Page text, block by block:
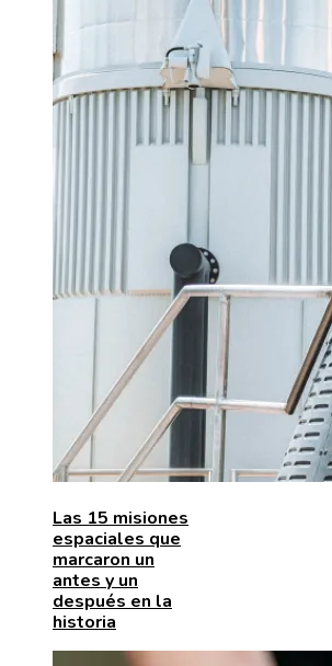
Las 15 misiones
espaciales que
marcaron un
antes y un
después en la
historia